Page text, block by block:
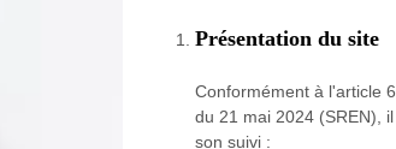
Présentation du site
Conformément à l'article
du 21 mai 2024 (SREN),
son suivi :